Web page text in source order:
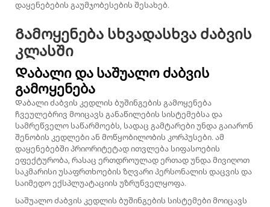
დაყენებების გაუმჯობესების შესახებ.
Გამოყენება სხვადასხვა ძაბვის
კლასში
Დაბალი და საშუალო ძაბვის
გამოყენება
Დაბალი ძაბვის კედლის ბუშინგების გამოყენება
ჩვეულებრივ მოიცავს განაწილების სისტემებსა და
სამრეწველო საწარმოებს, სადაც გამტარები უნდა გაიარონ
შენობის კედლები ან მოწყობილობის კორპუსები. ამ
დაყენებებში პრიორიტეტად ითვლება სიფასოების
ეფექტურობა, რასაც ერთდროულად ერთად უნდა მივიღოთ
საკმარისი უსაფრთხოების ზღვარი პერსონალის დაცვის და
საიმედო ექსპლუატაციის უზრუნველყოფა.
Საშუალო ძაბვის კედლის ბუშინგების სისტემები მოიცავს